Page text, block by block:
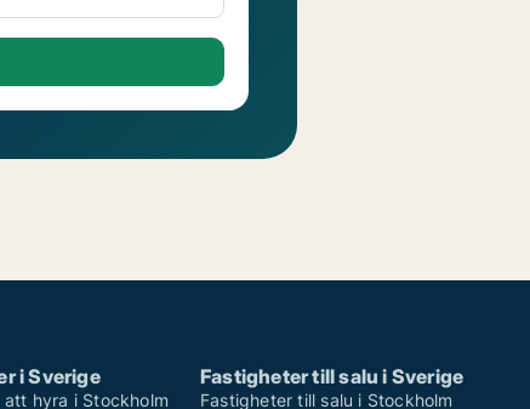
i Sverige
hyra i Stockholm
Fastigheter till salu i Sverige
Fastigheter till salu i Stockholm